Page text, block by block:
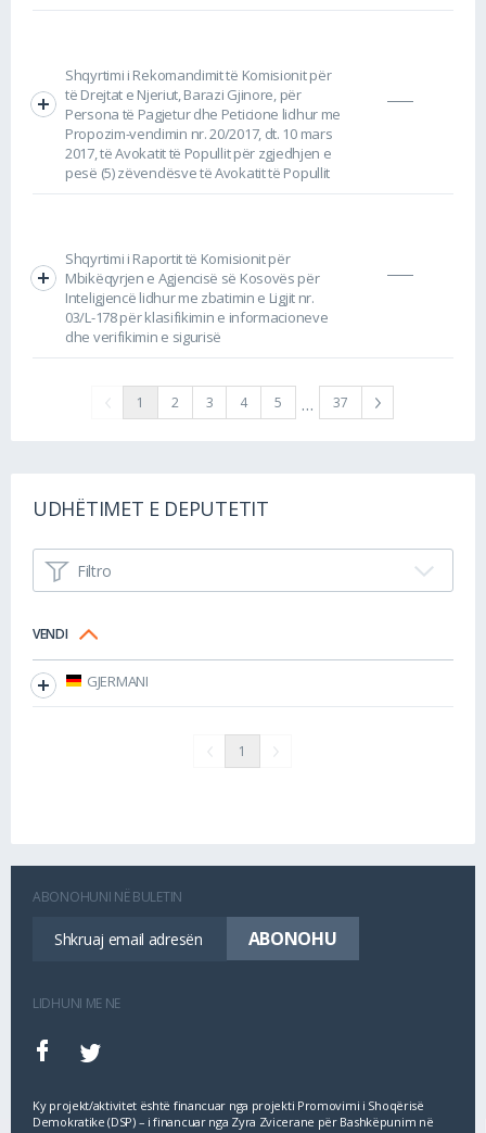
Shqyrtimi i Rekomandimit të Komisionit për
të Drejtat e Njeriut, Barazi Gjinore, për
Persona të Pagjetur dhe Peticione lidhur me
Propozim-vendimin nr. 20/2017, dt. 10 mars
2017, të Avokatit të Popullit për zgjedhjen e
pesë (5) zëvendësve të Avokatit të Popullit
Shqyrtimi i Raportit të Komisionit për
Mbikëqyrjen e Agjencisë së Kosovës për
Inteligjencë lidhur me zbatimin e Ligjit nr.
03/L-178 për klasifikimin e informacioneve
dhe verifikimin e sigurisë
1 2 3 4 5 … 37
UDHËTIMET E DEPUTETIT
Filtro
VENDI
GJERMANI
1
ABONOHUNI NË BULETIN
LIDHUNI ME NE
Ky projekt/aktivitet është financuar nga projekti Promovimi i Shoqërisë
Demokratike (DSP) – i financuar nga Zyra Zvicerane për Bashkëpunim në